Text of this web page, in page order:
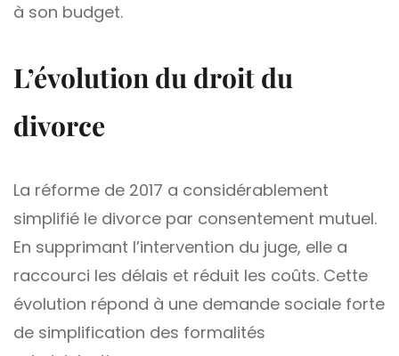
à son budget.
L’évolution du droit du
divorce
La réforme de 2017 a considérablement
simplifié le divorce par consentement mutuel.
En supprimant l’intervention du juge, elle a
raccourci les délais et réduit les coûts. Cette
évolution répond à une demande sociale forte
de simplification des formalités